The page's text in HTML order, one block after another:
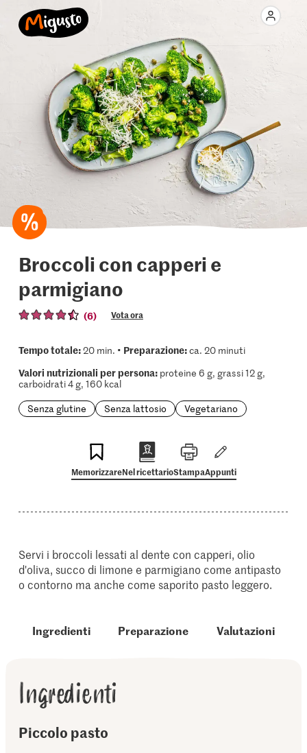
Broccoli con capperi e
parmigiano
(6) Vota ora
Tempo totale:20 min. • Preparazione:ca. 20 minuti
Valori nutrizionali per persona:proteine 6 g, grassi 12 g,
carboidrati 4 g, 160 kcal
Senza glutine
Senza lattosio Vegetariano
MemorizzareNel ricettarioStampaAppunti
Servi i broccoli lessati al dente con capperi, olio
d'oliva, succo di limone e parmigiano come antipasto
o contorno ma anche come saporito pasto leggero.
Ingredienti Preparazione Valutazioni
Ingredienti
Piccolo pasto